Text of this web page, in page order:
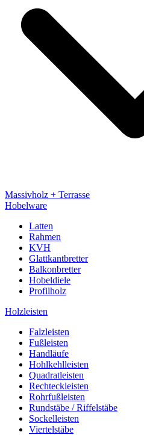
Massivholz + Terrasse
Hobelware
Latten
Rahmen
KVH
Glattkantbretter
Balkonbretter
Hobeldiele
Profilholz
Holzleisten
Falzleisten
Fußleisten
Handläufe
Hohlkehlleisten
Quadratleisten
Rechteckleisten
Rohrfußleisten
Rundstäbe / Riffelstäbe
Sockelleisten
Viertelstäbe